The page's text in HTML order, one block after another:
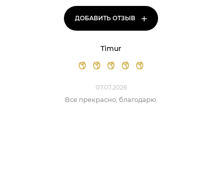
ДОБАВИТЬ ОТЗЫВ +
Timur
07.07.2026
Все прекрасно, благодарю.